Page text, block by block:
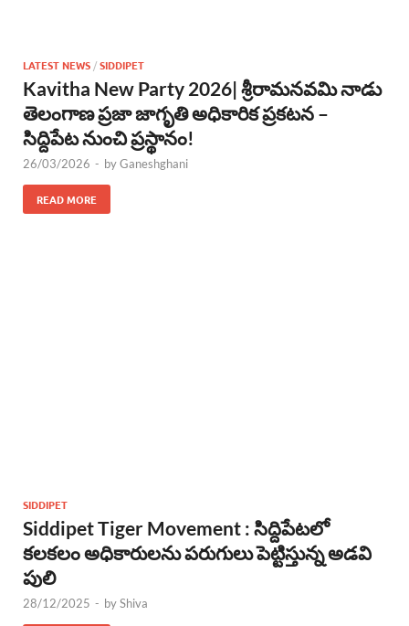
LATEST NEWS/SIDDIPET
Kavitha New Party 2026| శ్రీరామనవమి నాడు
తెలంగాణ ప్రజా జాగృతి అధికారిక ప్రకటన –
సిద్దిపేట నుంచి ప్రస్థానం!
26/03/2026 - byGaneshghani
READ MORE
SIDDIPET
Siddipet Tiger Movement : సిద్దిపేటలో
కలకలం అధికారులను పరుగులు పెట్టిస్తున్న అడవి
పులి
28/12/2025 - byShiva